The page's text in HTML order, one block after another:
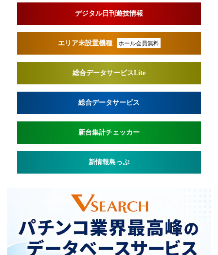
デジタル日刊遊技情報
エリア未設置機種 ホール会員無料
総合データサービスLite
総合データサービス
新台集計チェッカー
新情報島っぷ